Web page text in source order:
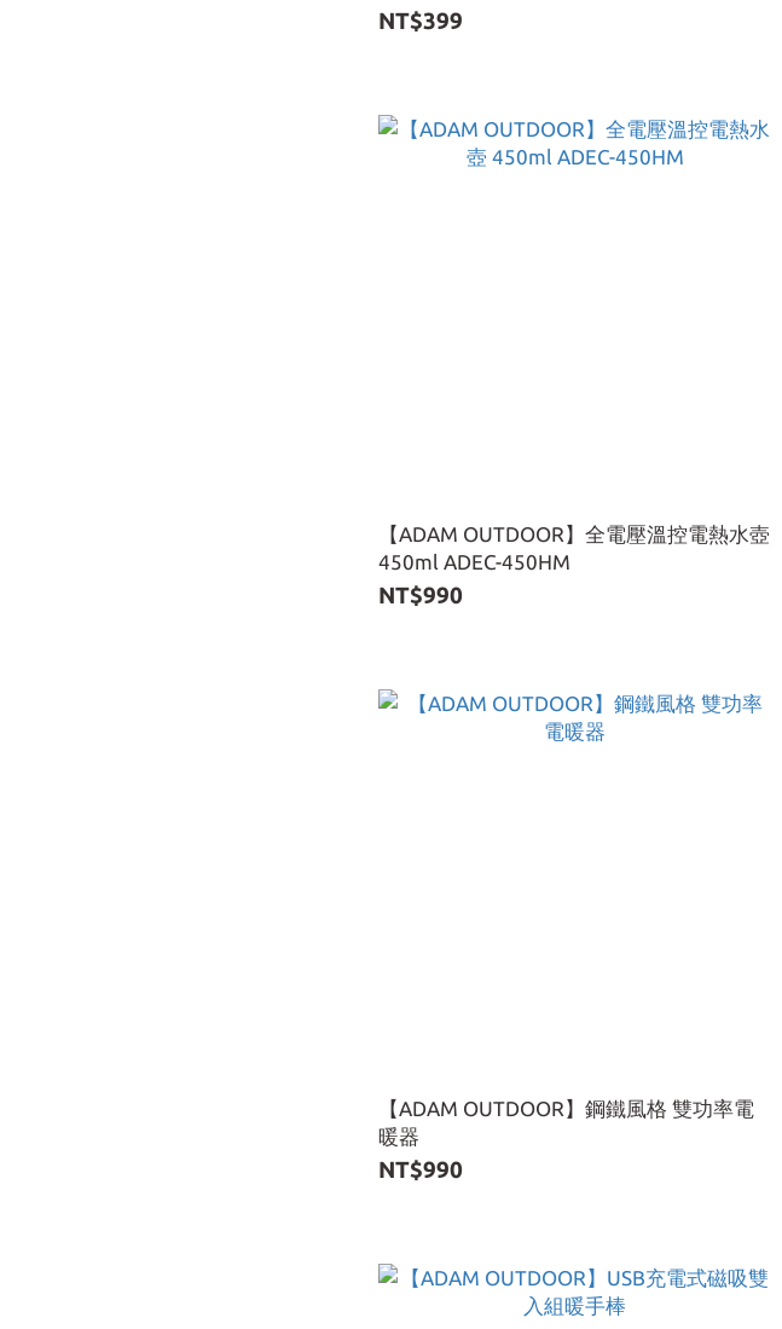
NT$399
【ADAM OUTDOOR】全電壓溫控電熱水壺
450ml ADEC-450HM
NT$990
【ADAM OUTDOOR】鋼鐵風格 雙功率電
暖器
NT$990